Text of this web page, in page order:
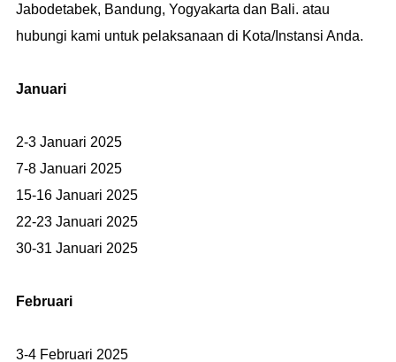
Jabodetabek, Bandung, Yogyakarta dan Bali. atau
hubungi kami untuk pelaksanaan di Kota/Instansi Anda.
Januari
2-3 Januari 2025
7-8 Januari 2025
15-16 Januari 2025
22-23 Januari 2025
30-31 Januari 2025
Februari
3-4 Februari 2025